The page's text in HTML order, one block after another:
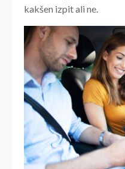
kakšen izpit ali ne.